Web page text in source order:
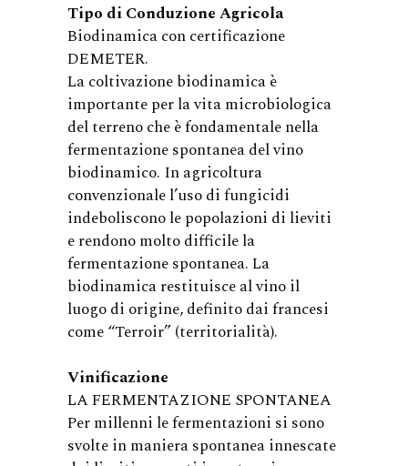
Tipo di Conduzione Agricola
Biodinamica con certificazione
DEMETER.
La coltivazione biodinamica è
importante per la vita microbiologica
del terreno che è fondamentale nella
fermentazione spontanea del vino
biodinamico. In agricoltura
convenzionale l’uso di fungicidi
indeboliscono le popolazioni di lieviti
e rendono molto difficile la
fermentazione spontanea. La
biodinamica restituisce al vino il
luogo di origine, definito dai francesi
come “Terroir” (territorialità).
Vinificazione
LA FERMENTAZIONE SPONTANEA
Per millenni le fermentazioni si sono
svolte in maniera spontanea innescate